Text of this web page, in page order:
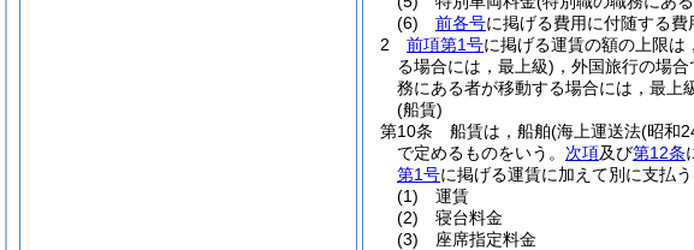
(6)
前各号に掲げる費用に付随する費
2
前項第1号に掲げる運賃の額の上限は
る場合には，最上級) ，外国旅行の場
務にある者が移動する場合には，最上
(船賃)
第10条
船賃は，船舶(海上運送法(昭和
で定めるものをいう。 次項及び第12条
第1号に掲げる運賃に加えて別に支払
(1)
運賃
(2)
寝台料金
(3)
座席指定料金